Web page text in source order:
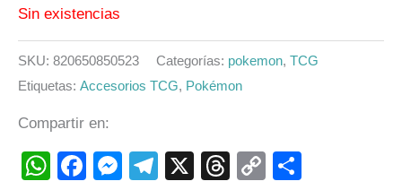
Sin existencias
SKU: 820650850523 Categorías: pokemon, TCG
Etiquetas: Accesorios TCG, Pokémon
Compartir en:
WhatsApp
Facebook
Messenger
Telegram
X Threads
Copy